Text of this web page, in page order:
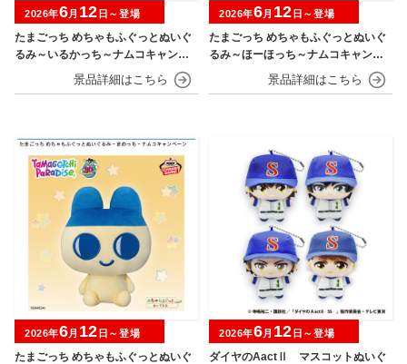
たまごっち めちゃもふぐっとぬいぐ
るみ～いるかっち～ナムコキャンペ
2026年6月 12 日～登場
たまごっち めちゃもふぐっとぬいぐ
るみ～ほーほっち～ナムコキャンペ
2026年6月 12 日～登場
たまごっち めちゃもふぐっとぬいぐ
2026年6月 12 日～登場
ダイヤのAactⅡ マスコットぬいぐ
2026年6月 12 日～登場